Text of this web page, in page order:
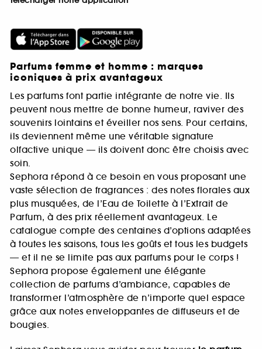
Parfums femme et homme : marques
iconiques à prix avantageux
Les parfums font partie intégrante de notre vie. Ils
peuvent nous mettre de bonne humeur, raviver des
souvenirs lointains et éveiller nos sens. Pour certains,
ils deviennent même une véritable signature
olfactive unique — ils doivent donc être choisis avec
soin.
Sephora répond à ce besoin en vous proposant une
vaste sélection de fragrances : des notes florales aux
plus musquées, de l’Eau de Toilette à l’Extrait de
Parfum, à des prix réellement avantageux. Le
catalogue compte des centaines d’options adaptées
à toutes les saisons, tous les goûts et tous les budgets
— et il ne se limite pas aux parfums pour le corps !
Sephora propose également une élégante
collection de parfums d’ambiance, capables de
transformer l’atmosphère de n’importe quel espace
grâce aux notes enveloppantes de diffuseurs et de
bougies.